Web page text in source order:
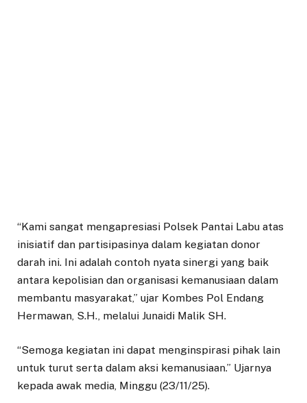
“Kami sangat mengapresiasi Polsek Pantai Labu atas
inisiatif dan partisipasinya dalam kegiatan donor
darah ini. Ini adalah contoh nyata sinergi yang baik
antara kepolisian dan organisasi kemanusiaan dalam
membantu masyarakat,” ujar Kombes Pol Endang
Hermawan, S.H., melalui Junaidi Malik SH.
“Semoga kegiatan ini dapat menginspirasi pihak lain
untuk turut serta dalam aksi kemanusiaan.” Ujarnya
kepada awak media, Minggu (23/11/25).